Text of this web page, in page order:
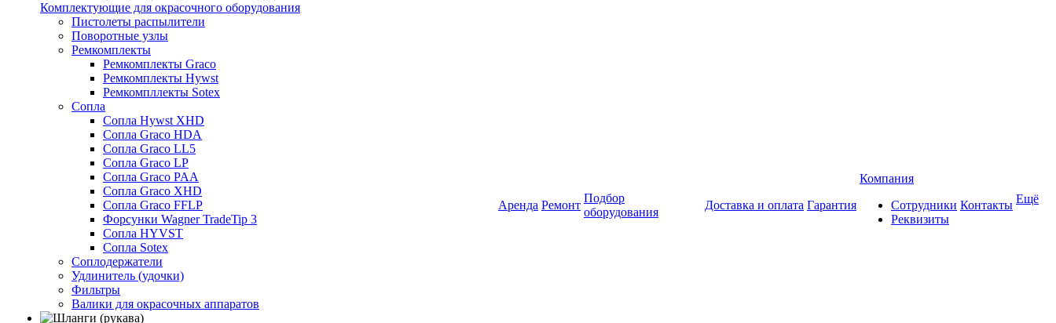
Комплектующие для окрасочного оборудования
Пистолеты распылители
Поворотные узлы
Ремкомплекты
Ремкомплекты Graco
Ремкомплекты Hywst
Ремкомпллекты Sotex
Сопла
Сопла Hywst XHD
Сопла Graco HDA
Сопла Graco LL5
Сопла Graco LP
Сопла Graco PAA
Сопла Graco XHD
Сопла Graco FFLP
Форсунки Wagner TradeTip 3
Сопла HYVST
Сопла Sotex
Соплодержатели
Удлинитель (удочки)
Фильтры
Валики для окрасочных аппаратов
Аренда Ремонт
Подбор
оборудования
Доставка и оплата Гарантия
Компания
Сотрудники
Реквизиты
Контакты Ещё